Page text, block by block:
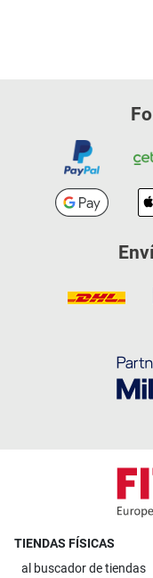
TIENDAS FÍSICAS
al buscador de tiendas